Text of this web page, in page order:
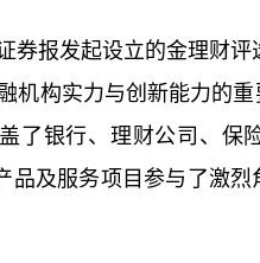
券报发起设立的金理财
机构实力与创新能力的
了银行、理财公司、保
品及服务项目参与了激